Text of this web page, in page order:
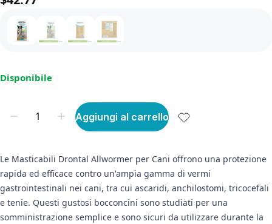
Disponibile
Aggiungi al carrello
Le Masticabili Drontal Allwormer per Cani offrono una protezione
rapida ed efficace contro un'ampia gamma di vermi
gastrointestinali nei cani, tra cui ascaridi, anchilostomi, tricocefali
e tenie. Questi gustosi bocconcini sono studiati per una
somministrazione semplice e sono sicuri da utilizzare durante la